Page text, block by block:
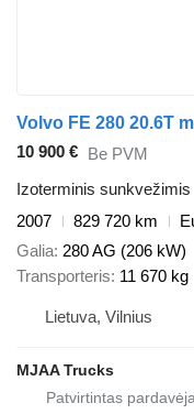
Volvo FE 280 20.6T
10 900 € Be PVM
Izoterminis sunkvežimis
2007
829 720 km
Galia 280 AG (206 kW)
Transporteris 11 670 kg
Lietuva, Vilnius
MJAA Trucks